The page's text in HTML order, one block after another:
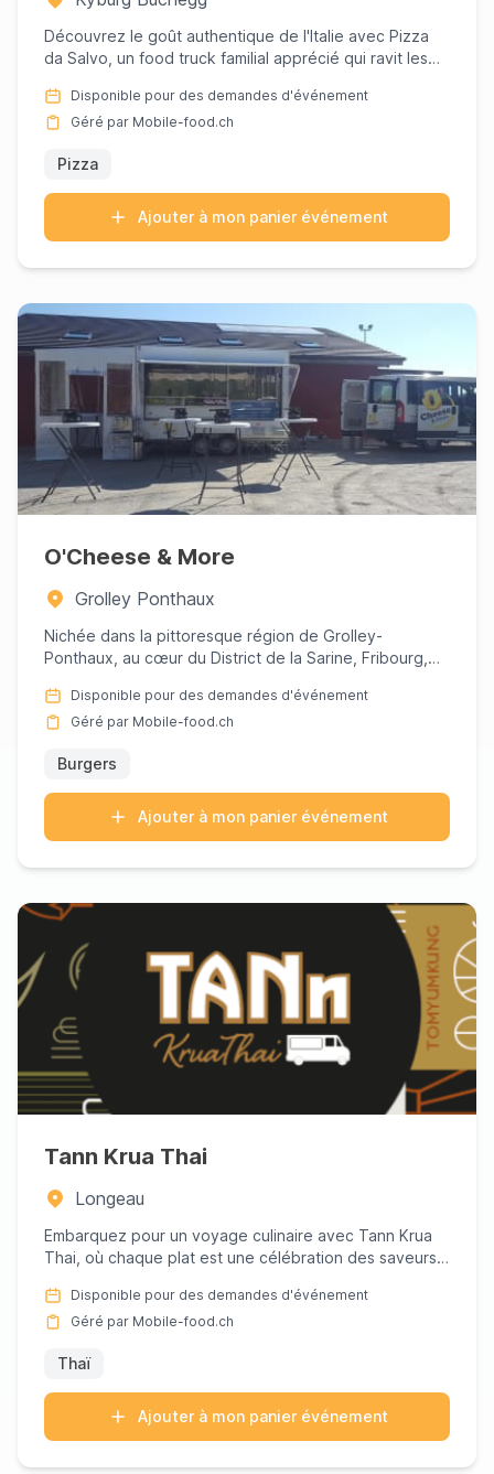
Découvrez le goût authentique de l'Italie avec Pizza
da Salvo, un food truck familial apprécié qui ravit les
Disponible pour des demandes d'événement
Géré par Mobile-food.ch
Pizza
Ajouter à mon panier événement
O'Cheese & More
Grolley Ponthaux
Nichée dans la pittoresque région de Grolley-
Ponthaux, au cœur du District de la Sarine, Fribourg,
Disponible pour des demandes d'événement
Géré par Mobile-food.ch
Burgers
Ajouter à mon panier événement
Tann Krua Thai
Longeau
Embarquez pour un voyage culinaire avec Tann Krua
Thai, où chaque plat est une célébration des saveurs
Disponible pour des demandes d'événement
Géré par Mobile-food.ch
Thaï
Ajouter à mon panier événement